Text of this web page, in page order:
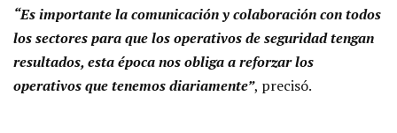
“Es importante la comunicación y colaboración con todos
los sectores para que los operativos de seguridad tengan
resultados, esta época nos obliga a reforzar los
operativos que tenemos diariamente”, precisó.